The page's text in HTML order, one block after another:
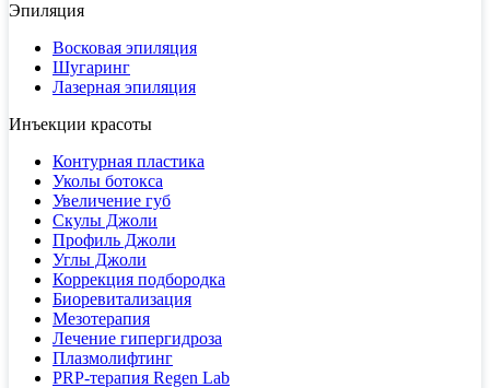
Эпиляция
Восковая эпиляция
Шугаринг
Лазерная эпиляция
Инъекции красоты
Контурная пластика
Уколы ботокса
Увеличение губ
Скулы Джоли
Профиль Джоли
Углы Джоли
Коррекция подбородка
Биоревитализация
Мезотерапия
Лечение гипергидроза
Плазмолифтинг
PRP-терапия Regen Lab